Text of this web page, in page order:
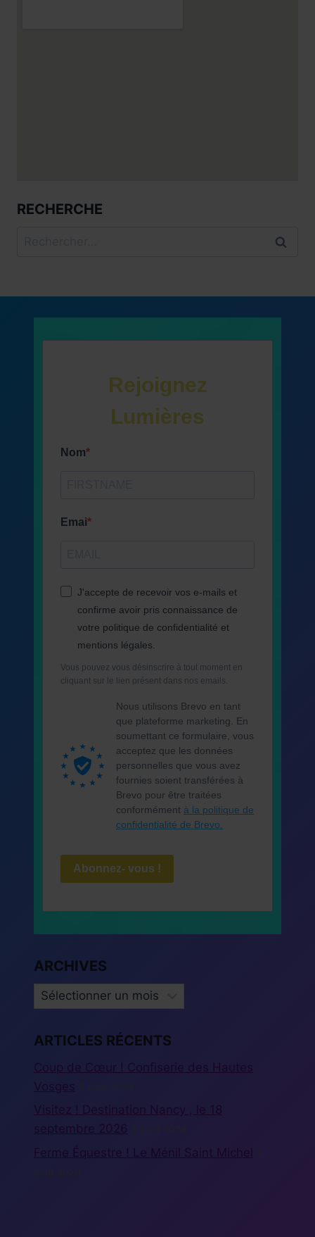
RECHERCHE
Rejoignez
Lumières
Nom
Emai
J'accepte de recevoir vos e-mails et
confirme avoir pris connaissance de
votre politique de confidentialité et
mentions légales.
Vous pouvez vous désinscrire à tout moment en
cliquant sur le lien présent dans nos emails.
Nous utilisons Brevo en tant
que plateforme marketing. En
soumettant ce formulaire, vous
acceptez que les données
personnelles que vous avez
fournies soient transférées à
Brevo pour être traitées
conformément à la politique de
confidentialité de Brevo.
Abonnez- vous !
ARCHIVES
ARCHIVES
ARTICLES RÉCENTS